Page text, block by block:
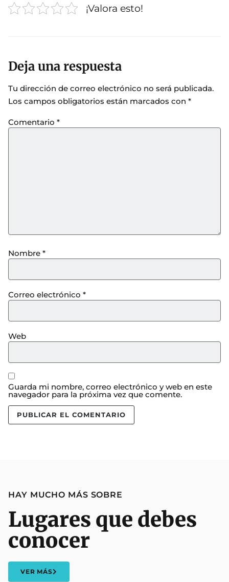
¡Valora esto!
Deja una respuesta
Tu dirección de correo electrónico no será publicada.
Los campos obligatorios están marcados con *
Comentario *
Nombre *
Correo electrónico *
Web
Guarda mi nombre, correo electrónico y web en este
navegador para la próxima vez que comente.
HAY MUCHO MÁS SOBRE
Lugares que debes
conocer
VER MÁS